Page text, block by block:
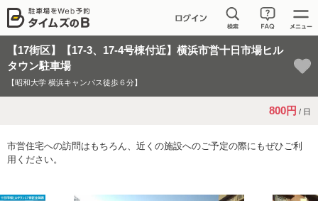
【17街区】【17-3、17-4号棟付近】横浜市営十日市場ヒル
タウン駐車場
【昭和大学 横浜キャンパス徒歩６分】
800円 / 日
市営住宅への訪問はもちろん、近くの施設へのご予定の際にもぜひご利
用ください。